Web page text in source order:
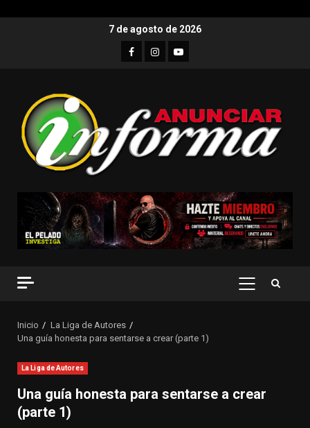
7 de agosto de 2026
Inicio
La Liga de Autores
Una guía honesta para sentarse a crear (parte 1)
La Liga de Autores
Una guía honesta para sentarse a crear
(parte 1)